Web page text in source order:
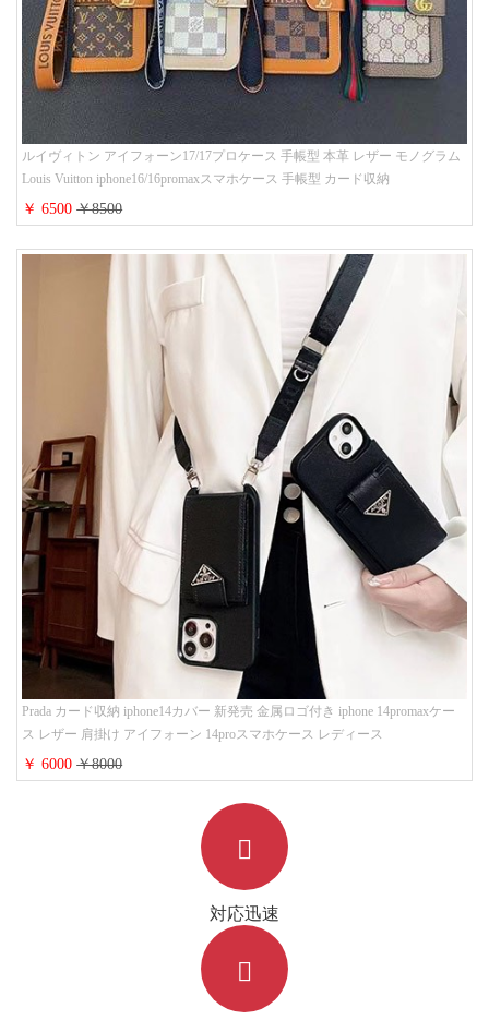
ルイヴィトン アイフォーン17/17プロケース 手帳型 本革 レザー モノグラム
Louis Vuitton iphone16/16promaxスマホケース 手帳型 カード収納
iphone15/14/13ケース ビジネス風 GUCCI galaxy s26/s25/s24ケース 手帳型 大
人 可愛い
￥ 6500￥8500
Prada カード収納 iphone14カバー 新発売 金属ロゴ付き iphone 14promaxケー
ス レザー 肩掛け アイフォーン 14proスマホケース レディース
￥ 6000￥8000
対応迅速